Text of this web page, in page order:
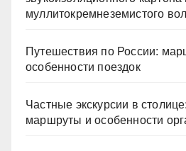
муллитокремнеземистого
Путешествия по России:
особенности поездок
Частные экскурсии в
маршруты и особенности